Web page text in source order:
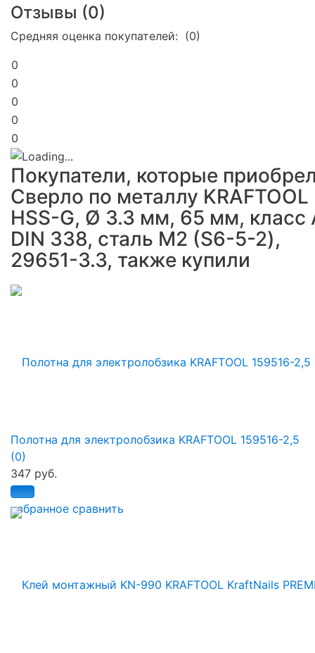
Отзывы (0)
Средняя оценка покупателей: (0)
0
0
0
0
0
Покупатели, которые
Сверло по металлу KRAFTOOL
HSS-G, Ø 3.3 мм, 65 мм, класс
DIN 338, сталь М2 (S6-5-2),
29651-3.3, также купили
избранное сравнить
Полотна для электролобзика KRAFTOOL 159516-2,5
(0)
347 руб.